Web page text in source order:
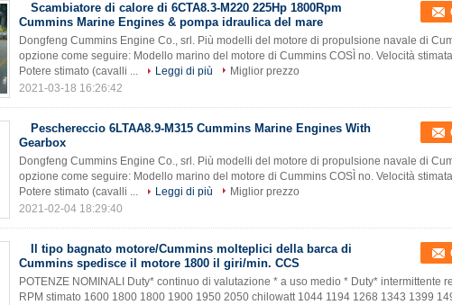
Scambiatore di calore di 6CTA8.3-M220 225Hp 1800Rpm
Cummins Marine Engines & pompa idraulica del mare
Dongfeng Cummins Engine Co., srl. Più modelli del motore di propulsione navale di
opzione come seguire: Modello marino del motore di Cummins COSÌ no. Velocità
Potere stimato (cavalli ...
Leggi di più
Miglior prezzo
2021-03-18 16:26:42
Peschereccio 6LTAA8.9-M315 Cummins Marine Engines With
Gearbox
Dongfeng Cummins Engine Co., srl. Più modelli del motore di propulsione navale di
opzione come seguire: Modello marino del motore di Cummins COSÌ no. Velocità
Potere stimato (cavalli ...
Leggi di più
Miglior prezzo
2021-02-04 18:29:40
Il tipo bagnato motore/Cummins molteplici della barca di
Cummins spedisce il motore 1800 il giri/min. CCS
POTENZE NOMINALI Duty* continuo di valutazione * a uso medio * Duty* intermittente
RPM stimato 1600 1800 1800 1900 1950 2050 chilowatt 1044 1194 1268 1343 1399